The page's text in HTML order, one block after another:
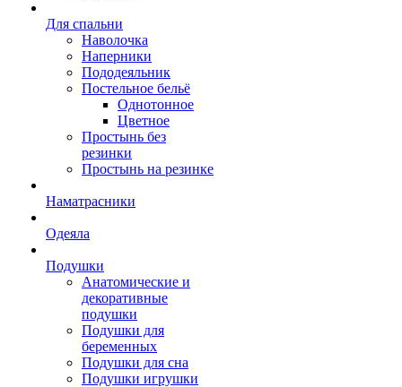
Для спальни
Наволочка
Наперники
Пододеяльник
Постельное бельё
Однотонное
Цветное
Простынь без
резинки
Простынь на резинке
Наматрасники
Одеяла
Подушки
Анатомические и
декоративные
подушки
Подушки для
беременных
Подушки для сна
Подушки игрушки